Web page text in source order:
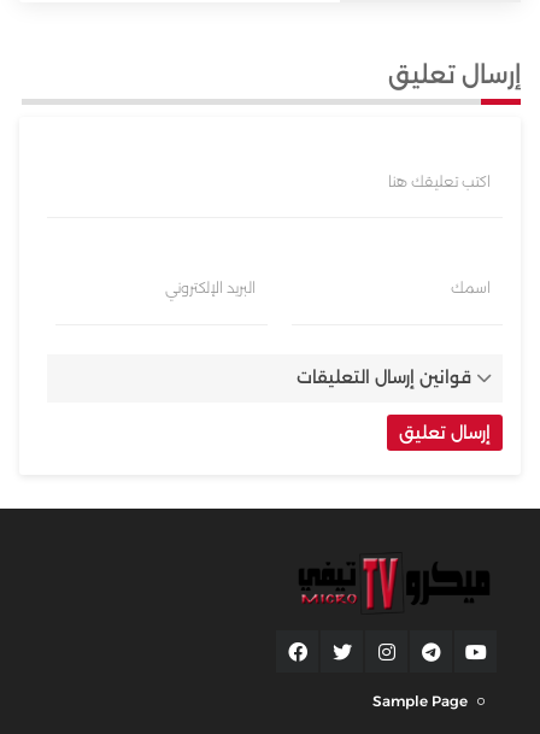
إرسال تعليق
اكتب تعليقك هنا
اسمك البريد الإلكتروني
قوانين إرسال التعليقات
Sample Page